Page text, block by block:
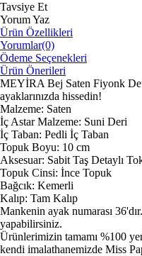
Tavsiye Et
Yorum Yaz
Ürün Özellikleri
Yorumlar(0)
Ödeme Seçenekleri
Ürün Önerileri
MEYİRA Bej Saten Fiyonk
ayaklarınızda hissedin!
Malzeme: Saten
İç Astar Malzeme: Suni Deri
İç Taban: Pedli İç Taban
Topuk Boyu: 10 cm
Aksesuar: Sabit Taş Detaylı
Topuk Cinsi: İnce Topuk
Bağcık: Kemerli
Kalıp: Tam Kalıp
Mankenin ayak numarası
yapabilirsiniz.
Ürünlerimizin tamamı %100
kendi imalathanemizde Miss